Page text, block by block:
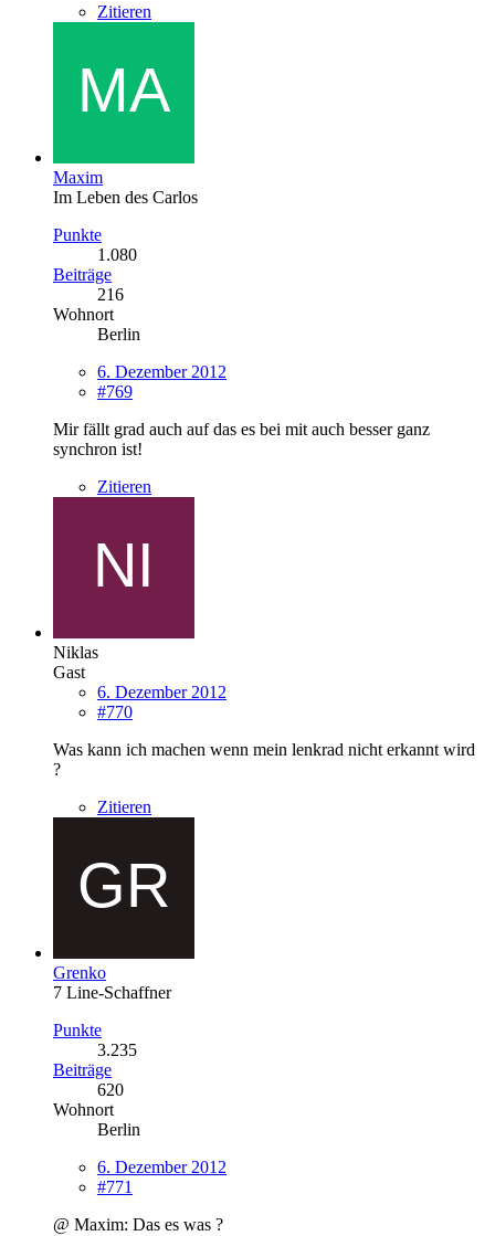
Zitieren
Maxim
Im Leben des Carlos
Punkte
1.080
Beiträge
216
Wohnort
Berlin
6. Dezember 2012
#769
Mir fällt grad auch auf das es bei mit auch besser ganz
synchron ist!
Zitieren
Niklas
Gast
6. Dezember 2012
#770
Was kann ich machen wenn mein lenkrad nicht erkannt wird
?
Zitieren
Grenko
7 Line-Schaffner
Punkte
3.235
Beiträge
620
Wohnort
Berlin
6. Dezember 2012
#771
@ Maxim: Das es was ?